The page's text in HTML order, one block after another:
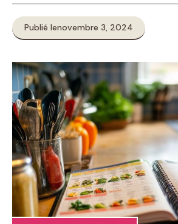
Publié lenovembre 3, 2024